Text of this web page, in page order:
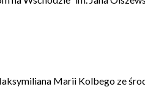
Marii Kolbego ze